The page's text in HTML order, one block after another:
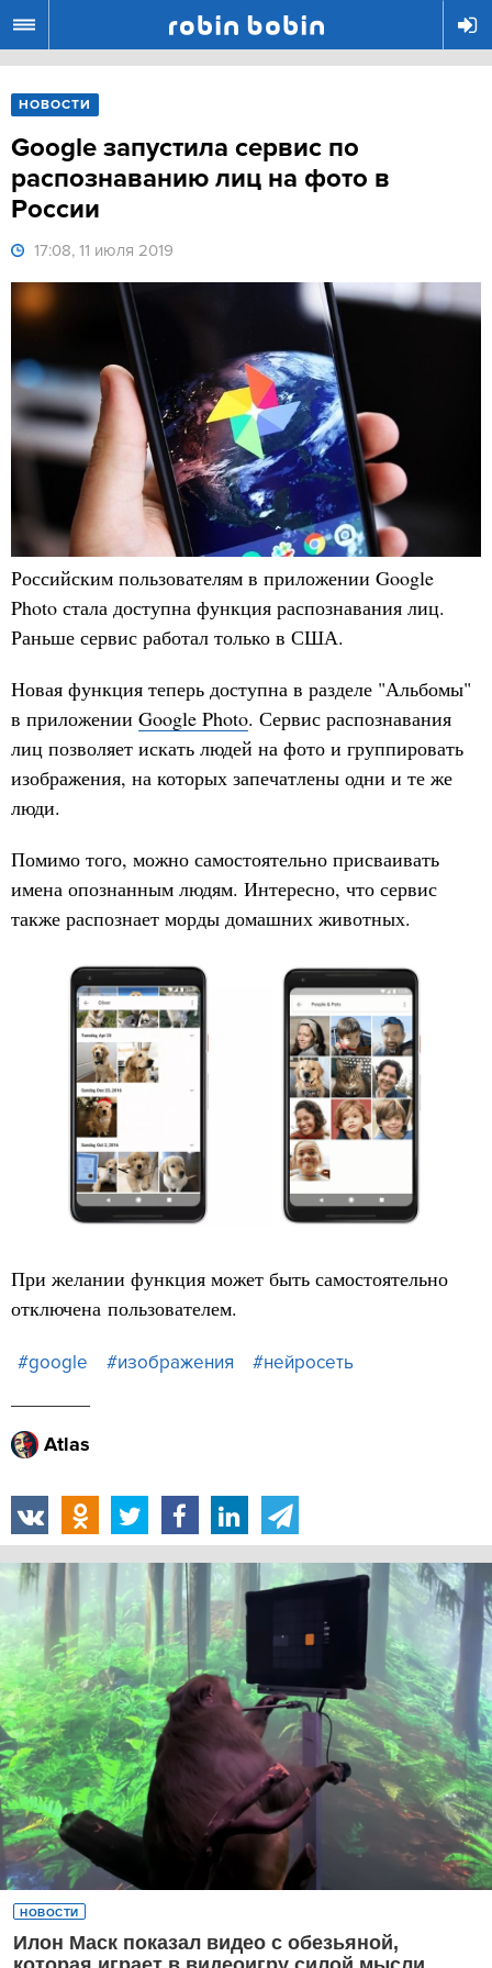
НОВОСТИ
Google запустила сервис по
распознаванию лиц на фото в
России
17:08, 11 июля 2019
Российским пользователям в приложении Google
Photo стала доступна функция распознавания лиц.
Раньше сервис работал только в США.
Новая функция теперь доступна в разделе "Альбомы"
в приложении Google Photo. Сервис распознавания
лиц позволяет искать людей на фото и группировать
изображения, на которых запечатлены одни и те же
люди.
Помимо того, можно самостоятельно присваивать
имена опознанным людям. Интересно, что сервис
также распознает морды домашних животных.
При желании функция может быть самостоятельно
отключена пользователем.
#google #изображения #нейросеть
Atlas
НОВОСТИ
Илон Маск показал видео с обезьяной,